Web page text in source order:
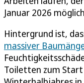
Januar 2026
Hintergrund ist,
massiver
Toiletten zum